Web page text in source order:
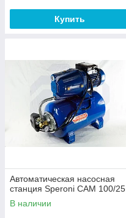
Купить
Автоматическая насосная
станция Speroni CAM 100/25
В наличии